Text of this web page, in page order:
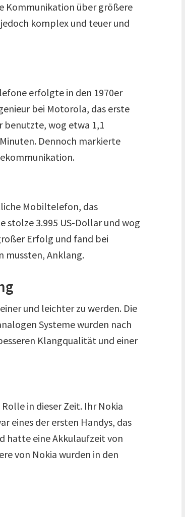
Kommunikation über größere
komplex und teuer und
erfolgte in den 1970er
bei Motorola, das erste
benutzte, wog etwa 1,1
Dennoch markierte
Mobiltelefon, das
stolze 3.995 US-Dollar und wog
Erfolg und fand bei
mussten, Anklang.
und leichter zu werden. Die
Systeme wurden nach
Klangqualität und einer
in dieser Zeit. Ihr Nokia
eines der ersten Handys, das
hatte eine Akkulaufzeit von
von Nokia wurden in den